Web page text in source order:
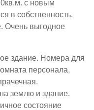
с новым
в собственность.
Очень выгодное
здание. Номера для
персонала,
землю и здание.
состояние